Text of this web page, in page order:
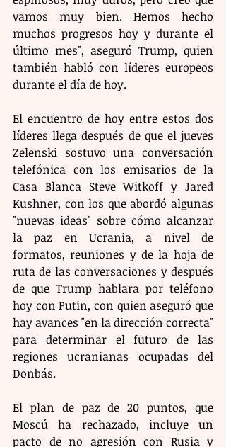
vamos muy bien. Hemos hecho
muchos progresos hoy y durante el
último mes", aseguró Trump, quien
también habló con líderes europeos
durante el día de hoy.
El encuentro de hoy entre estos dos
líderes llega después de que el jueves
Zelenski sostuvo una conversación
telefónica con los emisarios de la
Casa Blanca Steve Witkoff y Jared
Kushner, con los que abordó algunas
"nuevas ideas" sobre cómo alcanzar
la paz en Ucrania, a nivel de
formatos, reuniones y de la hoja de
ruta de las conversaciones y después
de que Trump hablara por teléfono
hoy con Putin, con quien aseguró que
hay avances "en la dirección correcta"
para determinar el futuro de las
regiones ucranianas ocupadas del
Donbás.
El plan de paz de 20 puntos, que
Moscú ha rechazado, incluye un
pacto de no agresión con Rusia y